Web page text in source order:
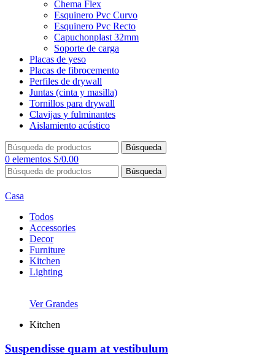
Chema Flex
Esquinero Pvc Curvo
Esquinero Pvc Recto
Capuchonplast 32mm
Soporte de carga
Placas de yeso
Placas de fibrocemento
Perfiles de drywall
Juntas (cinta y masilla)
Tornillos para drywall
Clavijas y fulminantes
Aislamiento acústico
Búsqueda
0 elementos S/0.00
Búsqueda
Casa
Todos
Accessories
Decor
Furniture
Kitchen
Lighting
Ver Grandes
Kitchen
Suspendisse quam at vestibulum